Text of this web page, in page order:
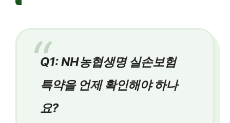
Q1: NH농협생명 실손보험
특약을 언제 확인해야 하나
요?